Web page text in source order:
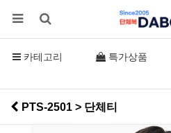
카테고리 특가상품
PTS-2501 > 단체티